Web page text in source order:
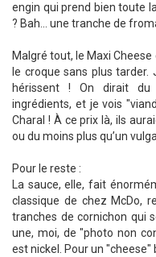
engin qui prend bien toute
? Bah... une tranche de
Malgré tout, le Maxi
le croque sans plus tarder.
hérissent ! On dirait du
ingrédients, et je vois
Charal ! À ce prix là, ils
ou du moins plus qu’un
Pour le reste :
La sauce, elle, fait
classique de chez McDo,
tranches de cornichon qui
une, moi, de "photo non
est nickel. Pour un "cheese"